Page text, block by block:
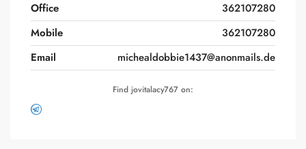
Office
362107280
Mobile
362107280
Email
michealdobbie1437@anonmails.de
Find jovitalacy767 on: